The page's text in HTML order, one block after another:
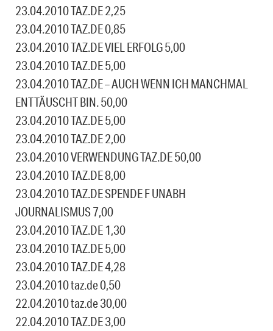
23.04.2010 TAZ.DE 2,25
23.04.2010 TAZ.DE 0,85
23.04.2010 TAZ.DE VIEL ERFOLG 5,00
23.04.2010 TAZ.DE 5,00
23.04.2010 TAZ.DE – AUCH WENN ICH MANCHMAL
ENTTÄUSCHT BIN. 50,00
23.04.2010 TAZ.DE 5,00
23.04.2010 TAZ.DE 2,00
23.04.2010 VERWENDUNG TAZ.DE 50,00
23.04.2010 TAZ.DE 8,00
23.04.2010 TAZ.DE SPENDE F UNABH
JOURNALISMUS 7,00
23.04.2010 TAZ.DE 1,30
23.04.2010 TAZ.DE 5,00
23.04.2010 TAZ.DE 4,28
23.04.2010 taz.de 0,50
22.04.2010 taz.de 30,00
22.04.2010 TAZ.DE 3,00